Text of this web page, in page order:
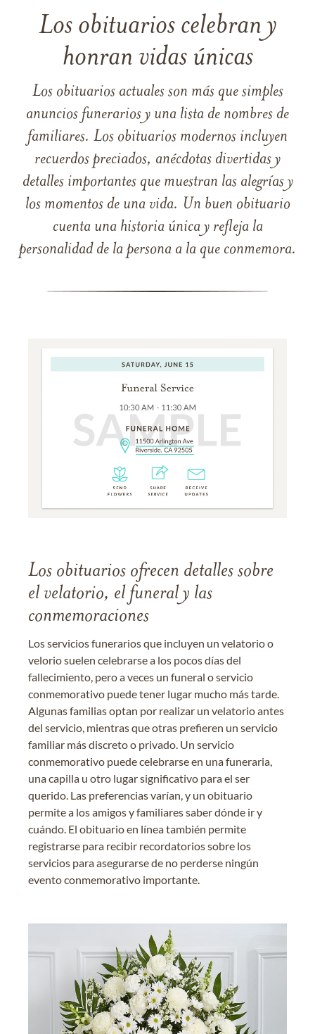
Los obituarios celebran y
honran vidas únicas
Los obituarios actuales son más que simples
anuncios funerarios y una lista de nombres de
familiares. Los obituarios modernos incluyen
recuerdos preciados, anécdotas divertidas y
detalles importantes que muestran las alegrías y
los momentos de una vida. Un buen obituario
cuenta una historia única y refleja la
personalidad de la persona a la que conmemora.
Los obituarios ofrecen detalles sobre
el velatorio, el funeral y las
conmemoraciones
Los servicios funerarios que incluyen un velatorio o
velorio suelen celebrarse a los pocos días del
fallecimiento, pero a veces un funeral o servicio
conmemorativo puede tener lugar mucho más tarde.
Algunas familias optan por realizar un velatorio antes
del servicio, mientras que otras prefieren un servicio
familiar más discreto o privado. Un servicio
conmemorativo puede celebrarse en una funeraria,
una capilla u otro lugar significativo para el ser
querido. Las preferencias varían, y un obituario
permite a los amigos y familiares saber dónde ir y
cuándo. El obituario en línea también permite
registrarse para recibir recordatorios sobre los
servicios para asegurarse de no perderse ningún
evento conmemorativo importante.